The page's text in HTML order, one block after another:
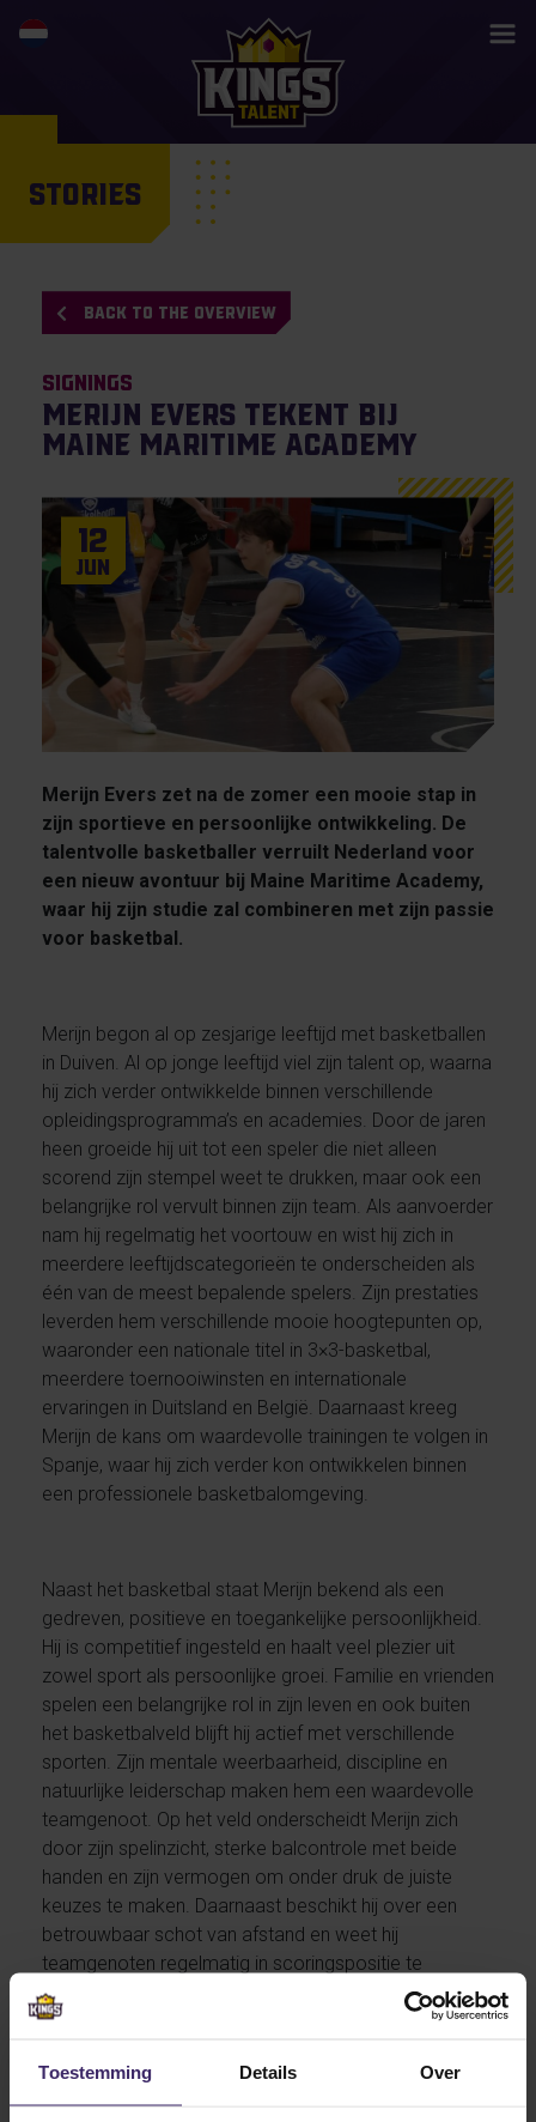
Toestemming Details Over
STORIES
BACK TO THE OVERVIEW
Signings
Merijn Evers tekent bij
Maine Maritime Academy
12
Jun
Merijn Evers zet na de zomer een mooie stap in
zijn sportieve en persoonlijke ontwikkeling. De
talentvolle basketballer verruilt Nederland voor
een nieuw avontuur bij Maine Maritime Academy,
waar hij zijn studie zal combineren met zijn passie
voor basketbal.
Merijn begon al op zesjarige leeftijd met basketballen
in Duiven. Al op jonge leeftijd viel zijn talent op, waarna
hij zich verder ontwikkelde binnen verschillende
opleidingsprogramma’s en academies. Door de jaren
heen groeide hij uit tot een speler die niet alleen
scorend zijn stempel weet te drukken, maar ook een
belangrijke rol vervult binnen zijn team. Als aanvoerder
nam hij regelmatig het voortouw en wist hij zich in
meerdere leeftijdscategorieën te onderscheiden als
één van de meest bepalende spelers. Zijn prestaties
leverden hem verschillende mooie hoogtepunten op,
waaronder een nationale titel in 3×3-basketbal,
meerdere toernooiwinsten en internationale
ervaringen in Duitsland en België. Daarnaast kreeg
Merijn de kans om waardevolle trainingen te volgen in
Spanje, waar hij zich verder kon ontwikkelen binnen
een professionele basketbalomgeving.
Naast het basketbal staat Merijn bekend als een
gedreven, positieve en toegankelijke persoonlijkheid.
Hij is competitief ingesteld en haalt veel plezier uit
zowel sport als persoonlijke groei. Familie en vrienden
spelen een belangrijke rol in zijn leven en ook buiten
het basketbalveld blijft hij actief met verschillende
sporten. Zijn mentale weerbaarheid, discipline en
natuurlijke leiderschap maken hem een waardevolle
teamgenoot. Op het veld onderscheidt Merijn zich
door zijn spelinzicht, sterke balcontrole met beide
handen en zijn vermogen om onder druk de juiste
keuzes te maken. Daarnaast beschikt hij over een
betrouwbaar schot van afstand en weet hij
teamgenoten regelmatig in scoringspositie te
brengen.
Maine Maritime Academy biedt Merijn een uitstekende